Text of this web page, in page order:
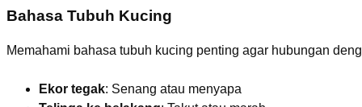
Bahasa Tubuh Kucing
Memahami bahasa tubuh kucing penting agar hubungan
Ekor tegak: Senang atau menyapa